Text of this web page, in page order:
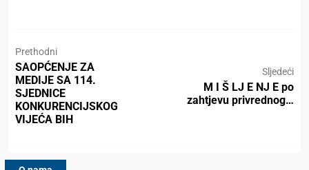
Prethodni
SAOPĆENJE ZA
MEDIJE SA 114.
SJEDNICE
KONKURENCIJSKOG
VIJEĆA BIH
Sljedeći
M I Š LJ E NJ E po
zahtjevu privrednog…